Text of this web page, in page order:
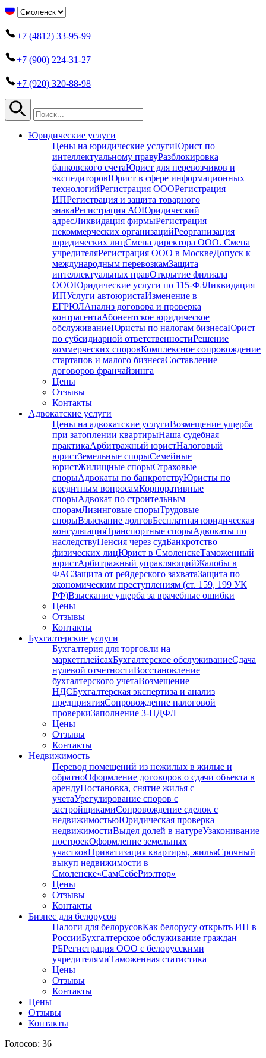
+7 (4812) 33-95-99
+7 (900) 224-31-27
+7 (920) 320-88-98
Юридические услуги
Цены на юридические услугиЮрист по
интеллектуальному правуРазблокировка
банковского счетаЮрист для перевозчиков и
экспедиторовЮрист в сфере информационных
технологийРегистрация ОООРегистрация
ИПРегистрация и защита товарного
знакаРегистрация АОЮридический
адресЛиквидация фирмыРегистрация
некоммерческих организацийРеорганизация
юридических лицСмена директора ООО. Смена
учредителяРегистрация ООО в МосквеДопуск к
международным перевозкамЗащита
интеллектуальных правОткрытие филиала
ОООЮридические услуги по 115-ФЗЛиквидация
ИПУслуги автоюристаИзменение в
ЕГРЮЛАнализ договора и проверка
контрагентаАбонентское юридическое
обслуживаниеЮристы по налогам бизнесаЮрист
по субсидиарной ответственностиРешение
коммерческих споровКомплексное сопровождение
стартапов и малого бизнесаСоставление
договоров франчайзинга
Цены
Отзывы
Контакты
Адвокатские услуги
Цены на адвокатские услугиВозмещение ущерба
при затоплении квартирыНаша судебная
практикаАрбитражный юристНалоговый
юристЗемельные спорыСемейные
юристЖилищные спорыСтраховые
спорыАдвокаты по банкротствуЮристы по
кредитным вопросамКорпоративные
спорыАдвокат по строительным
спорамЛизинговые спорыТрудовые
спорыВзыскание долговБесплатная юридическая
консультацияТранспортные спорыАдвокаты по
наследствуПенсия через судБанкротство
физических лицЮрист в СмоленскеТаможенный
юристАрбитражный управляющийЖалобы в
ФАСЗащита от рейдерского захватаЗащита по
экономическим преступлениям (ст. 159, 199 УК
РФ)Взыскание ущерба за врачебные ошибки
Цены
Отзывы
Контакты
Бухгалтерские услуги
Бухгалтерия для торговли на
маркетплейсахБухгалтерское обслуживаниеСдача
нулевой отчетностиВосстановление
бухгалтерского учетаВозмещение
НДСБухгалтерская экспертиза и анализ
предприятияСопровождение налоговой
проверкиЗаполнение 3-НДФЛ
Цены
Отзывы
Контакты
Недвижимость
Перевод помещений из нежилых в жилые и
обратноОформление договоров о сдачи объекта в
арендуПостановка, снятие жилья с
учетаУрегулирование споров с
застройщикамиСопровождение сделок с
недвижимостьюЮридическая проверка
недвижимостиВыдел долей в натуреУзаконивание
построекОформление земельных
участковПриватизация квартиры, жильяСрочный
выкуп недвижимости в
Cмоленске«СамСебеРиэлтор»
Цены
Отзывы
Контакты
Бизнес для белорусов
Налоги для белорусовКак белорусу открыть ИП в
РоссииБухгалтерское обслуживание граждан
РБРегистрация ООО с белорусскими
учредителямиТаможенная статистика
Цены
Отзывы
Контакты
Цены
Отзывы
Контакты
Голосов: 36